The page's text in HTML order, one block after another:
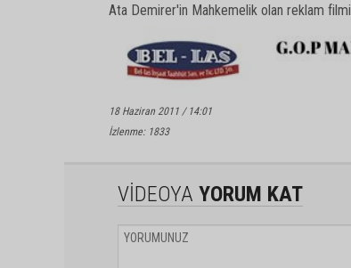
Ata Demirer'in Mahkemelik olan reklam filmi
18 Haziran 2011 / 14:01
İzlenme: 1833
VİDEOYA YORUM KAT